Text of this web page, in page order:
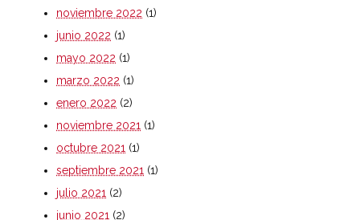
noviembre 2022 (1)
junio 2022 (1)
mayo 2022 (1)
marzo 2022 (1)
enero 2022 (2)
noviembre 2021 (1)
octubre 2021 (1)
septiembre 2021 (1)
julio 2021 (2)
junio 2021 (2)